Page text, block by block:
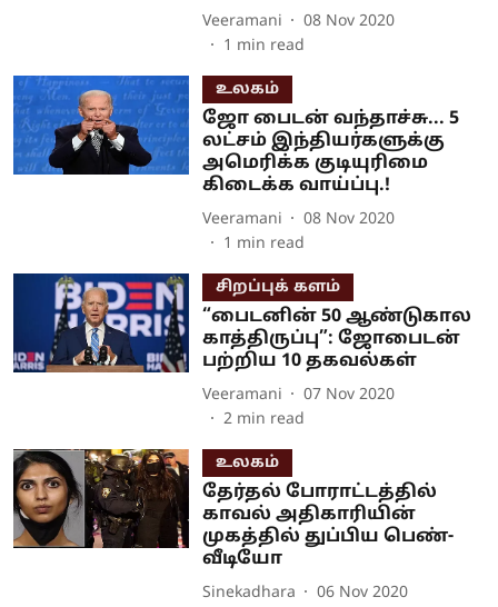
Veeramani
08 Nov 2020
1 min read
உலகம்
ஜோ பைடன் வந்தாச்சு... 5
லட்சம் இந்தியர்களுக்கு
அமெரிக்க குடியுரிமை
கிடைக்க வாய்ப்பு.!
Veeramani
08 Nov 2020
1 min read
சிறப்புக் களம்
“பைடனின் 50 ஆண்டுகால
காத்திருப்பு”: ஜோபைடன்
பற்றிய 10 தகவல்கள்
Veeramani
07 Nov 2020
2 min read
உலகம்
தேர்தல் போராட்டத்தில்
காவல் அதிகாரியின்
முகத்தில் துப்பிய பெண்-
வீடியோ
Sinekadhara 06 Nov 2020